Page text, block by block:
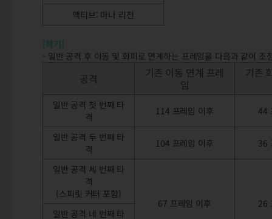
액티브: 마나 리전
[헤기]
- 일반 공격 후 이동 및 회피로 연계하는 프레임을 다음과 같이 조
공격
기존 이동 연계 프레
임
기존
일반 공격 첫 번째 타
격
114 프레임 이후 44
일반 공격 두 번째 타
격
104 프레임 이후 36
일반 공격 세 번째 타
격
(스피릿 커터 포함)
67 프레임 이후
26
일반 공격 네 번째 타